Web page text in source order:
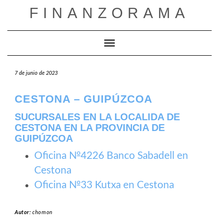
FINANZORAMA
Cambiar modo de navegación
7 de junio de 2023
CESTONA – GUIPÚZCOA
SUCURSALES EN LA LOCALIDA DE
CESTONA EN LA PROVINCIA DE
GUIPÚZCOA
Oficina №4226 Banco Sabadell en
Cestona
Oficina №33 Kutxa en Cestona
Autor:chomon